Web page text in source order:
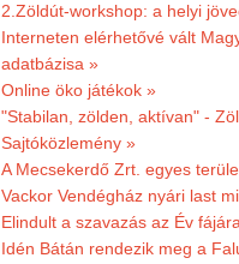
2.Zöldút-workshop: a helyi
Interneten elérhetővé vált
adatbázisa »
Online öko játékok »
"Stabilan, zölden, aktívan" -
Sajtóközlemény »
A Mecsekerdő Zrt. egyes
Vackor Vendégház nyári last
Elindult a szavazás az Év
Idén Bátán rendezik meg a